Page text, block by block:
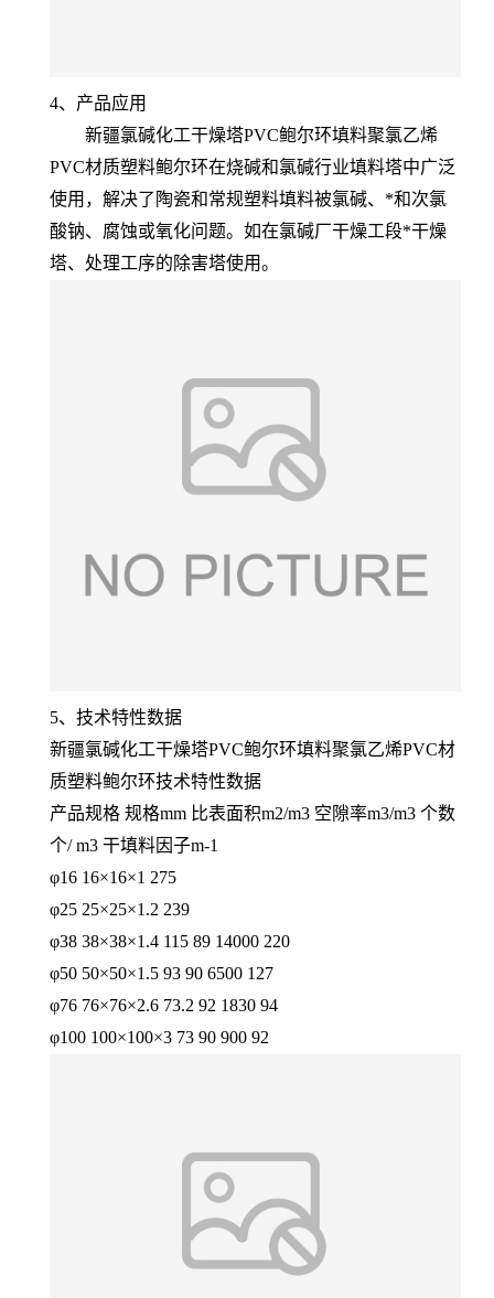
4、产品应用
新疆氯碱化工干燥塔PVC鲍尔环填料聚氯乙烯
PVC材质塑料鲍尔环在烧碱和氯碱行业填料塔中广泛
使用，解决了陶瓷和常规塑料填料被氯碱、*和次氯
酸钠、腐蚀或氧化问题。如在氯碱厂干燥工段*干燥
塔、处理工序的除害塔使用。
5、技术特性数据
新疆氯碱化工干燥塔PVC鲍尔环填料聚氯乙烯PVC材
质塑料鲍尔环技术特性数据
产品规格 规格mm 比表面积m2/m3 空隙率m3/m3 个数
个/ m3 干填料因子m-1
φ16 16×16×1 275
φ25 25×25×1.2 239
φ38 38×38×1.4 115 89 14000 220
φ50 50×50×1.5 93 90 6500 127
φ76 76×76×2.6 73.2 92 1830 94
φ100 100×100×3 73 90 900 92